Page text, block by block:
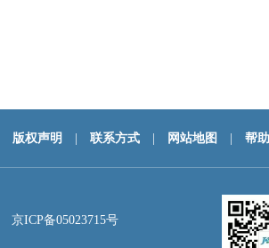
版权声明 联系方式 网站地图 帮
京ICP备05023715号